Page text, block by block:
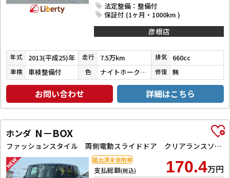
法定整備：整備付
保証付 (1ヶ月・1000km )
彦根店
年式 2013(平成25)年 走行 7.5万km 排気 660cc
車検 車検整備付 色 ナイトホークブラックパール 修復 無
お問い合わせ 詳細はこちら
ホンダ N－BOX
ファッションスタイル 両側電動スライドドア クリアランスソナー オートクルーズコントロール レーンアシスト 衝突被害軽減システム オートライト LEDヘッドランプ スマートキー アイドリングストップ
支払総額(税込) 170.4万円
届出済未使用車